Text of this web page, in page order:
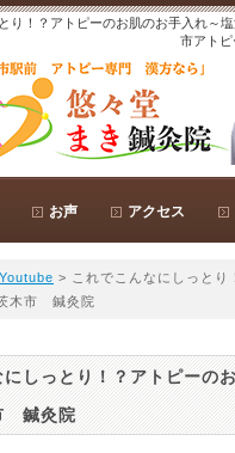
り！？アトピーのお肌のお手入れ
市アトピ
お声 アクセス
> これでこんなにしっとり
木市 鍼灸院
しっとり！？アトピーの
鍼灸院